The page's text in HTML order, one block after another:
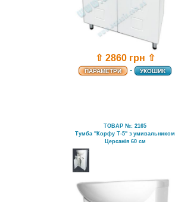
⇧ 2860 грн ⇧
ПАРАМЕТРИ - УКОШИК
ТОВАР №: 2165
Тумба "Корфу Т-5" з умивальником
Церсанія 60 см